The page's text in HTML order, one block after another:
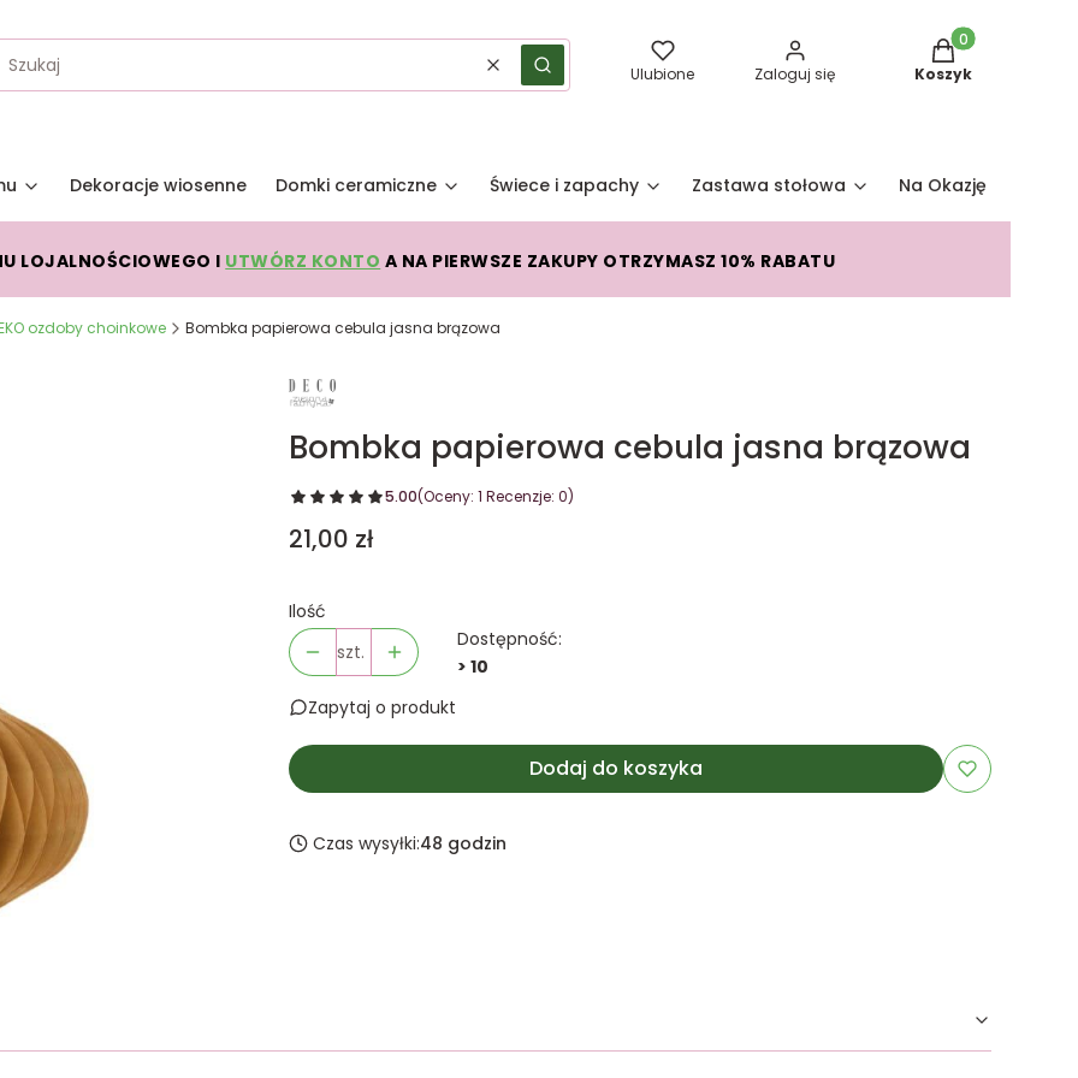
WyczyśćSzukaj Ulubione Zaloguj się
Produkty w
Koszyk
Dekoracje wiosenne Domki ceramiczne Świece i zapachy Zastawa stołowa Na Okazję
LOJALNOŚCIOWEGO I UTWÓRZ KONTO A NA PIERWSZE ZAKUPY OTRZYMASZ 10% RABATU
ozdoby choinkowe Bombka papierowa cebula jasna brązowa
Bombka papierowa cebula jasna brązowa
5.00(Oceny: 1 Recenzje: 0)
Cena
21,00 zł
Ilość
szt.
Dostępność:
> 10
Zapytaj o produkt
Dodaj do koszyka
Czas wysyłki:48 godzin